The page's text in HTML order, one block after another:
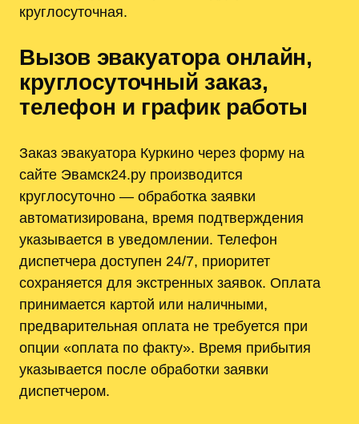
круглосуточная.
Вызов эвакуатора онлайн,
круглосуточный заказ,
телефон и график работы
Заказ эвакуатора Куркино через форму на
сайте Эвамск24.ру производится
круглосуточно — обработка заявки
автоматизирована, время подтверждения
указывается в уведомлении. Телефон
диспетчера доступен 24/7, приоритет
сохраняется для экстренных заявок. Оплата
принимается картой или наличными,
предварительная оплата не требуется при
опции «оплата по факту». Время прибытия
указывается после обработки заявки
диспетчером.